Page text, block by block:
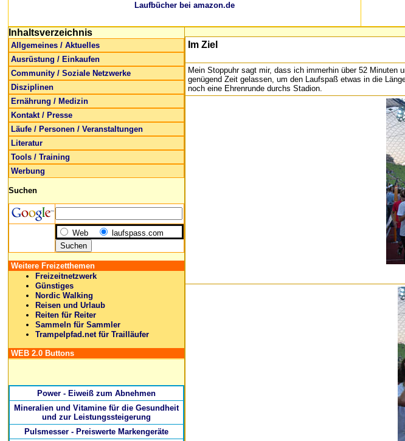
Laufbücher bei amazon.de
Inhaltsverzeichnis
Allgemeines / Aktuelles
Ausrüstung / Einkaufen
Community / Soziale Netzwerke
Disziplinen
Ernährung / Medizin
Kontakt / Presse
Läufe / Personen / Veranstaltungen
Literatur
Tools / Training
Werbung
Suchen
Web laufspass.com
Weitere Freizetthemen
Freizeitnetzwerk
Günstiges
Nordic Walking
Reisen und Urlaub
Reiten für Reiter
Sammeln für Sammler
Trampelpfad.net für Trailläufer
WEB 2.0 Buttons
Power - Eiweiß zum Abnehmen
Mineralien und Vitamine für die Gesundheit
und zur Leistungssteigerung
Pulsmesser - Preiswerte Markengeräte
Im Ziel
Mein Stoppuhr sagt mir, dass ich immerhin über 52 Minuten
genügend Zeit gelassen, um den Laufspaß etwas in die
noch eine Ehrenrunde durchs Stadion.